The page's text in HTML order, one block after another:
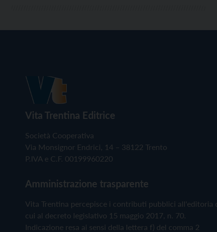
Vita Trentina Editrice
Società Cooperativa
Via Monsignor Endrici, 14 – 38122 Trento
P.IVA e C.F. 00199960220
Amministrazione trasparente
Vita Trentina percepisce i contributi pubblici all'editoria
cui al decreto legislativo 15 maggio 2017, n. 70.
Indicazione resa ai sensi della lettera f) del comma 2